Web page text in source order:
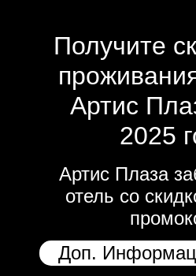
Получите
Артис
2025
Артис Плаза
отель со
Доп.